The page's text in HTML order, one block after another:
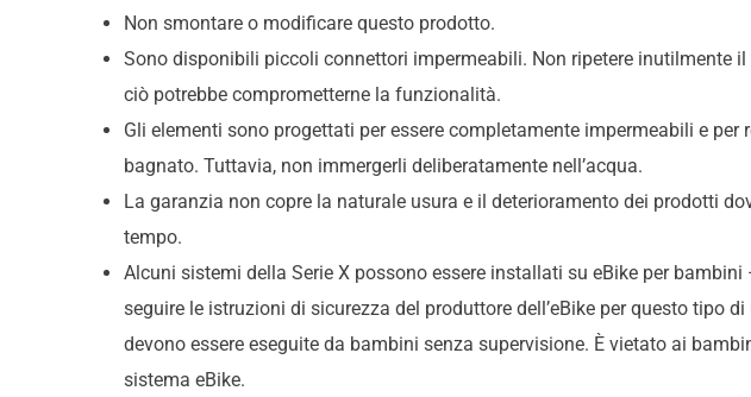
Non smontare o modificare questo prodotto.
Sono disponibili piccoli connettori impermeabili. Non ripetere inutilmente
ciò potrebbe comprometterne la funzionalità.
Gli elementi sono progettati per essere completamente impermeabili e
bagnato. Tuttavia, non immergerli deliberatamente nell’acqua.
La garanzia non copre la naturale usura e il deterioramento dei prodotti
tempo.
Alcuni sistemi della Serie X possono essere installati su eBike per
seguire le istruzioni di sicurezza del produttore dell’eBike per questo tipo
devono essere eseguite da bambini senza supervisione. È vietato ai
sistema eBike.